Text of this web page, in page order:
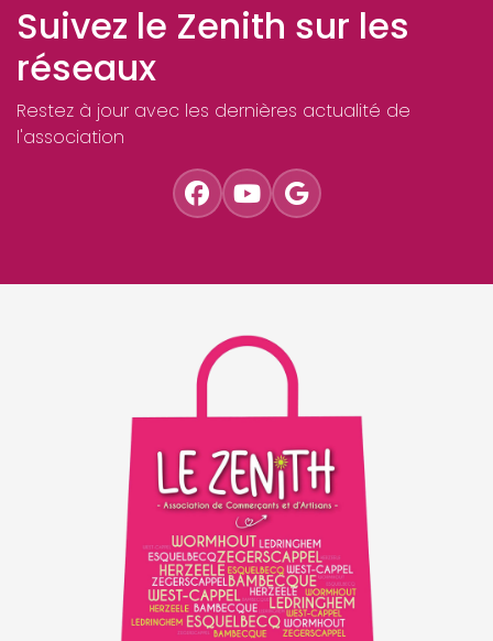
Suivez le Zenith sur les
réseaux
Restez à jour avec les dernières actualité de
l'association